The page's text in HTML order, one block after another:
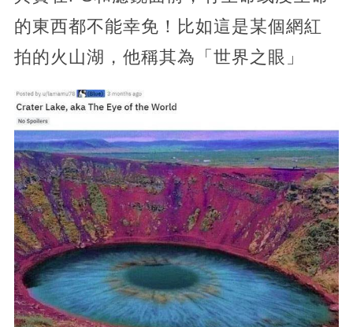
的東西都不能幸免！比如這是某個網紅
拍的火山湖，他稱其為「世界之眼」